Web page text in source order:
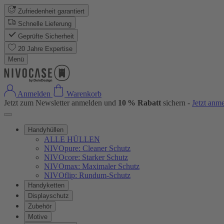
Zufriedenheit garantiert
Schnelle Lieferung
Geprüfte Sicherheit
20 Jahre Expertise
Menü
Anmelden
Warenkorb
Jetzt zum Newsletter anmelden und 10 % Rabatt sichern - Jetzt
Handyhüllen
ALLE HÜLLEN
NIVOpure: Cleaner Schutz
NIVOcore: Starker Schutz
NIVOmax: Maximaler Schutz
NIVOflip: Rundum-Schutz
Handyketten
Displayschutz
Zubehör
Motive